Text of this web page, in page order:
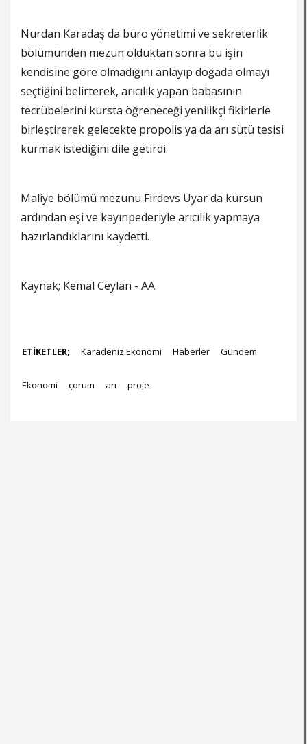
Nurdan Karadaş da büro yönetimi ve sekreterlik
bölümünden mezun olduktan sonra bu işin
kendisine göre olmadığını anlayıp doğada olmayı
seçtiğini belirterek, arıcılık yapan babasının
tecrübelerini kursta öğreneceği yenilikçi fikirlerle
birleştirerek gelecekte propolis ya da arı sütü tesisi
kurmak istediğini dile getirdi.
Maliye bölümü mezunu Firdevs Uyar da kursun
ardından eşi ve kayınpederiyle arıcılık yapmaya
hazırlandıklarını kaydetti.
Kaynak; Kemal Ceylan - AA
ETİKETLER; Karadeniz Ekonomi Haberler Gündem
Ekonomi çorum arı proje